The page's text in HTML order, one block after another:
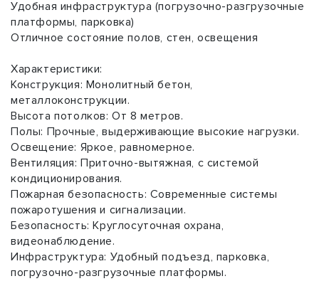
Удобная инфраструктура (погрузочно-разгрузочные
платформы, парковка)
Отличное состояние полов, стен, освещения
Характеристики:
Конструкция: Монолитный бетон,
металлоконструкции.
Высота потолков: От 8 метров.
Полы: Прочные, выдерживающие высокие нагрузки.
Освещение: Яркое, равномерное.
Вентиляция: Приточно-вытяжная, с системой
кондиционирования.
Пожарная безопасность: Современные системы
пожаротушения и сигнализации.
Безопасность: Круглосуточная охрана,
видеонаблюдение.
Инфраструктура: Удобный подъезд, парковка,
погрузочно-разгрузочные платформы.